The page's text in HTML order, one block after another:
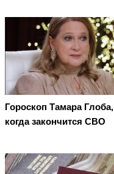
Гороскоп Тамара Глоба,
когда закончится СВО